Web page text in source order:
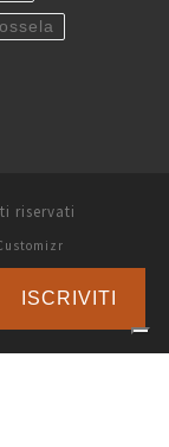
riservati
ISCRIVITI